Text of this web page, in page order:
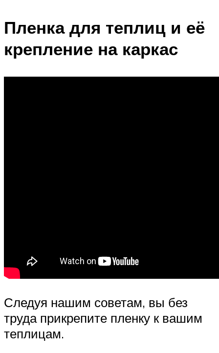
Пленка для теплиц и её
крепление на каркас
Следуя нашим советам, вы без
труда прикрепите пленку к вашим
теплицам.